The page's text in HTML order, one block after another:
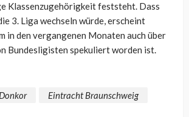
Klassenzugehörigkeit feststeht. Dass
3. Liga wechseln würde, erscheint
in den vergangenen Monaten auch über
Bundesligisten spekuliert worden ist.
Eintracht Braunschweig